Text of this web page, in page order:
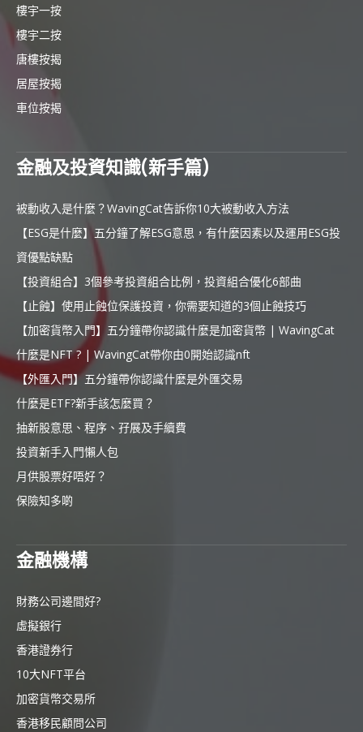
樓宇一按
樓宇二按
唐樓按揭
居屋按揭
車位按揭
金融及投資知識(新手篇)
被動收入是什麼？WavingCat告訴你10大被動收入方法
【ESG是什麼】五分鐘了解ESG意思，有什麼因素以及運用ESG投
資優點缺點
【投資組合】3個參考投資組合比例，投資組合優化6部曲
【止蝕】使用止蝕位保護投資，你需要知道的3個止蝕技巧
【加密貨幣入門】五分鐘帶你認識什麼是加密貨幣 | WavingCat
什麼是NFT ? | WavingCat帶你由0開始認識nft
【外匯入門】五分鐘帶你認識什麼是外匯交易
什麼是ETF?新手該怎麼買？
抽新股意思、程序、孖展及手續費
投資新手入門懶人包
月供股票好唔好？
保險知多啲
金融機構
財務公司邊間好?
虛擬銀行
香港證券行
10大NFT平台
加密貨幣交易所
香港移民顧問公司